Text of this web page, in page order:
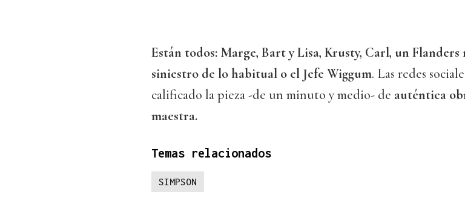
Están todos: Marge, Bart y Lisa, Krusty, Carl, un Flanders
siniestro de lo habitual o el Jefe Wiggum. Las redes
calificado la pieza -de un minuto y medio- de auténtica
maestra.
Temas relacionados
SIMPSON